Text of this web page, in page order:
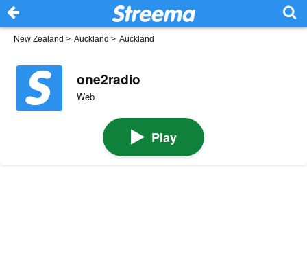
New Zealand > Auckland > Auckland
one2radio
Web
Play